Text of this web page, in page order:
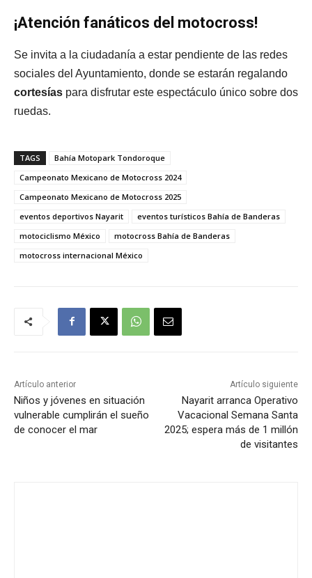
¡Atención fanáticos del motocross!
Se invita a la ciudadanía a estar pendiente de las redes
sociales del Ayuntamiento, donde se estarán regalando
cortesías para disfrutar este espectáculo único sobre dos
ruedas.
TAGS
Bahía Motopark Tondoroque
Campeonato Mexicano de Motocross 2024
Campeonato Mexicano de Motocross 2025
eventos deportivos Nayarit
eventos turísticos Bahía de Banderas
motociclismo México
motocross Bahía de Banderas
motocross internacional México
Artículo anterior
Niños y jóvenes en situación
vulnerable cumplirán el sueño
de conocer el mar
Artículo siguiente
Nayarit arranca Operativo
Vacacional Semana Santa
2025; espera más de 1 millón
de visitantes